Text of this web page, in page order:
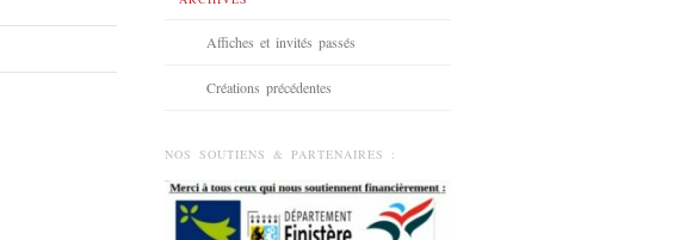
Affiches et invités passés
Créations précédentes
NOS SOUTIENS & PARTENAIRES :